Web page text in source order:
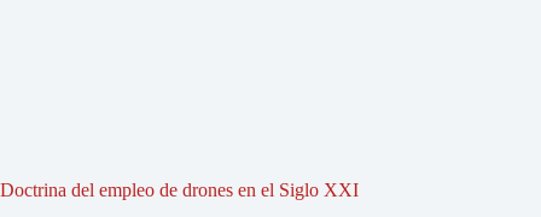
Doctrina del empleo de drones en el Siglo XXI